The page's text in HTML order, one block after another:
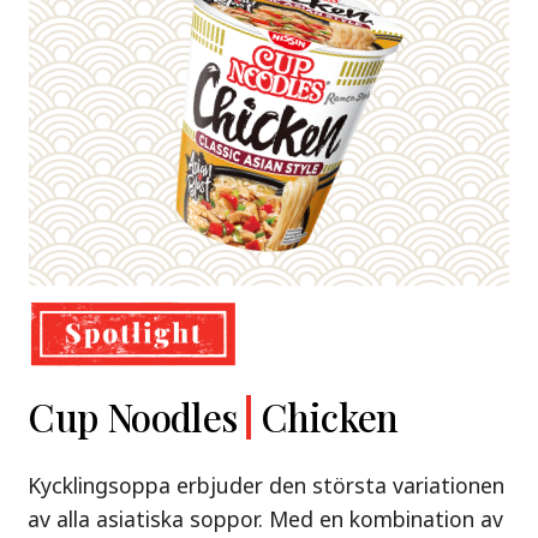
Nissin
Premium
Shoyu Yuzu,
& Tonkotsu
Cup Noodles Chicken
Kycklingsoppa erbjuder den största variationen
av alla asiatiska soppor. Med en kombination av
Demae
Beef
Nissin Demae Ramen Beef – en söt och syrlig